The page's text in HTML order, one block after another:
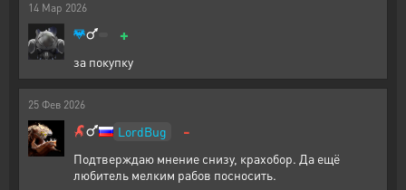
14 Мар 2026
+
за покупку
25 Фев 2026
LordBug -
Подтверждаю мнение снизу, крахобор. Да ещё
любитель мелким рабов посносить.